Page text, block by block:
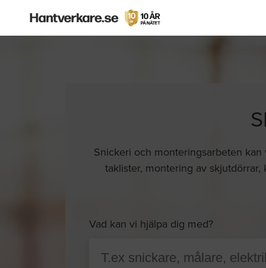
Snickeri och monteringsarbeten
taklister, montering av
Vad kan vi hjälpa dig med?